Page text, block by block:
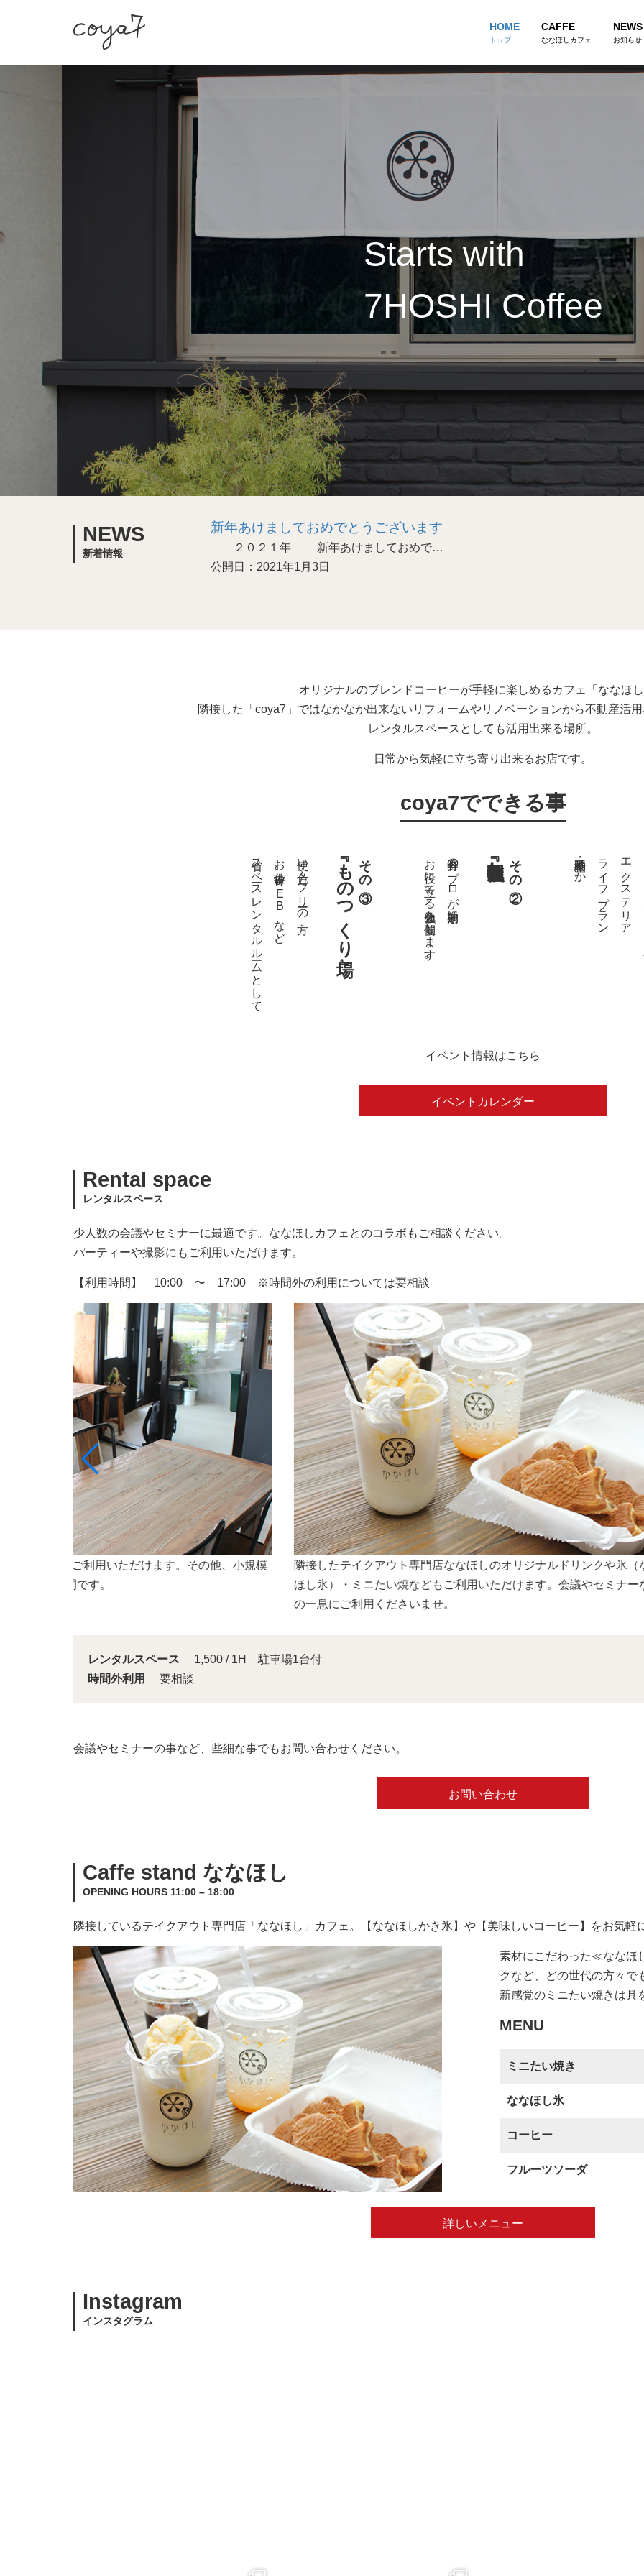
HOME
トップ
CAFFE
ななほしカフェ
NEWS
お知らせ
Starts with
7HOSHI Coffee
NEWS
新着情報
新年あけましておめでとうございます
２０２１年 新年あけましておめで…
公開日：2021年1月3日
オリジナルのブレンドコーヒーが手軽に楽しめるカフェ「ななほし
隣接した「coya7」ではなかなか出来ないリフォームやリノベーションから不動産活用
レンタルスペースとしても活用出来る場所。
日常から気軽に立ち寄り出来るお店です。
coya7でできる事
エクステリア
ライフプラン
不動産・相続ほか
その②
各分野のプロが定期的に
お役に立てる勉強会を開催します。
その③
『ものつくり場』
使い方色々。フリーの方、
お仕事、WEBなど。
省スペースレンタルルームとして
イベント情報はこちら
イベントカレンダー
Rental space
レンタルスペース
少人数の会議やセミナーに最適です。ななほしカフェとのコラボもご相談ください。
パーティーや撮影にもご利用いただけます。
【利用時間】 10:00 〜 17:00 ※時間外の利用については要相談
専門店ななほしのオリジナルドリンクや氷（なな
などもご利用いただけます。会議やセミナーなど
会議スペースは大きな窓から明るい日差しが入り込みます。
レンタルスペース
1,500 / 1H 駐車場1台付
時間外利用
要相談
会議やセミナーの事など、些細な事でもお問い合わせください。
お問い合わせ
Caffe stand ななほし
OPENING HOURS 11:00 – 18:00
隣接しているテイクアウト専門店「ななほし」カフェ。【ななほしかき氷】や【美味しいコーヒー】をお気軽
素材にこだわった≪ななほ
クなど、どの世代の方々で
新感覚のミニたい焼きは具
MENU
ミニたい焼き
ななほし氷
コーヒー
フルーツソーダ
詳しいメニュー
Instagram
インスタグラム